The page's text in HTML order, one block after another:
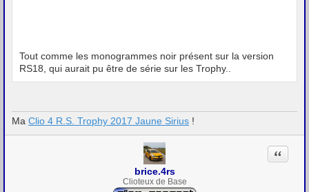
Tout comme les monogrammes noir présent sur la version
RS18, qui aurait pu être de série sur les Trophy..
Ma Clio 4 R.S. Trophy 2017 Jaune Sirius !
brice.4rs
Clioteux de Base
Citation